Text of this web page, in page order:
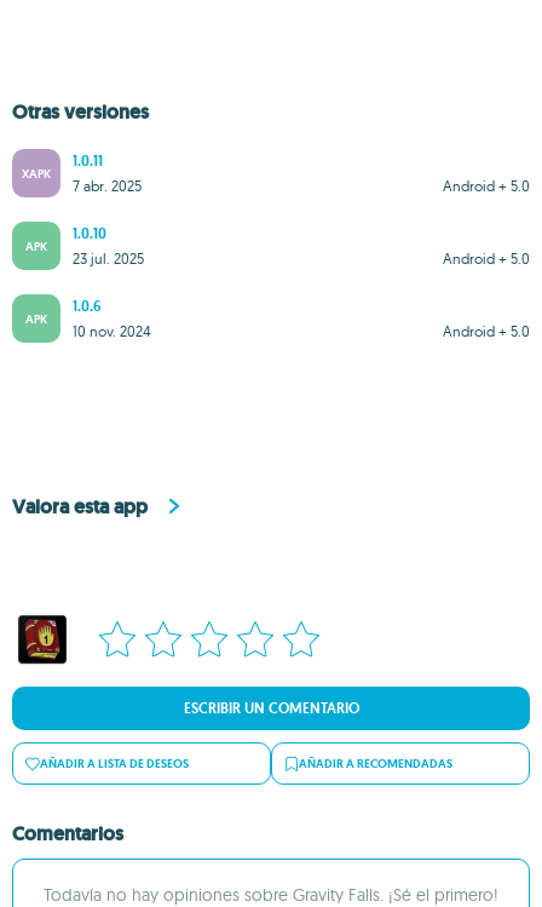
Otras versiones
XAPK
1.0.11
Android + 5.0
7 abr. 2025
APK
1.0.10
Android + 5.0
23 jul. 2025
APK
1.0.6
Android + 5.0
10 nov. 2024
Valora esta app
ESCRIBIR UN COMENTARIO
AÑADIR A LISTA DE DESEOS AÑADIR A RECOMENDADAS
Comentarios
Todavía no hay opiniones sobre Gravity Falls. ¡Sé el primero!